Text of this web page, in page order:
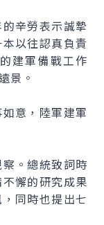
辛勞表示誠摯
以往認真負責
建軍備戰工作
景。
意，陸軍建軍
。總統致詞時
懈的研究成果
同時也提出七